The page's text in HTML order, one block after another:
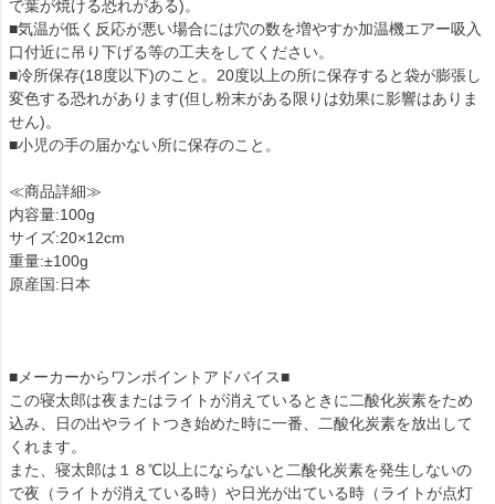
で葉が焼ける恐れがある)。
■気温が低く反応が悪い場合には穴の数を増やすか加温機エアー吸入
口付近に吊り下げる等の工夫をしてください。
■冷所保存(18度以下)のこと。20度以上の所に保存すると袋が膨張し
変色する恐れがあります(但し粉末がある限りは効果に影響はありま
せん)。
■小児の手の届かない所に保存のこと。
≪商品詳細≫
内容量:100g
サイズ:20×12cm
重量:±100g
原産国:日本
■メーカーからワンポイントアドバイス■
この寝太郎は夜またはライトが消えているときに二酸化炭素をため
込み、日の出やライトつき始めた時に一番、二酸化炭素を放出して
くれます。
また、寝太郎は１８℃以上にならないと二酸化炭素を発生しないの
で夜（ライトが消えている時）や日光が出ている時（ライトが点灯